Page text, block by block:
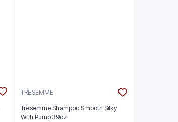
TRESEMME
Tresemme Shampoo Smooth Silky
With Pump 39oz